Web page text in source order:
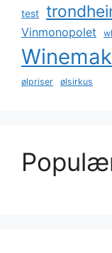
test
Vinmonopolet
ølpriser ølsirkus